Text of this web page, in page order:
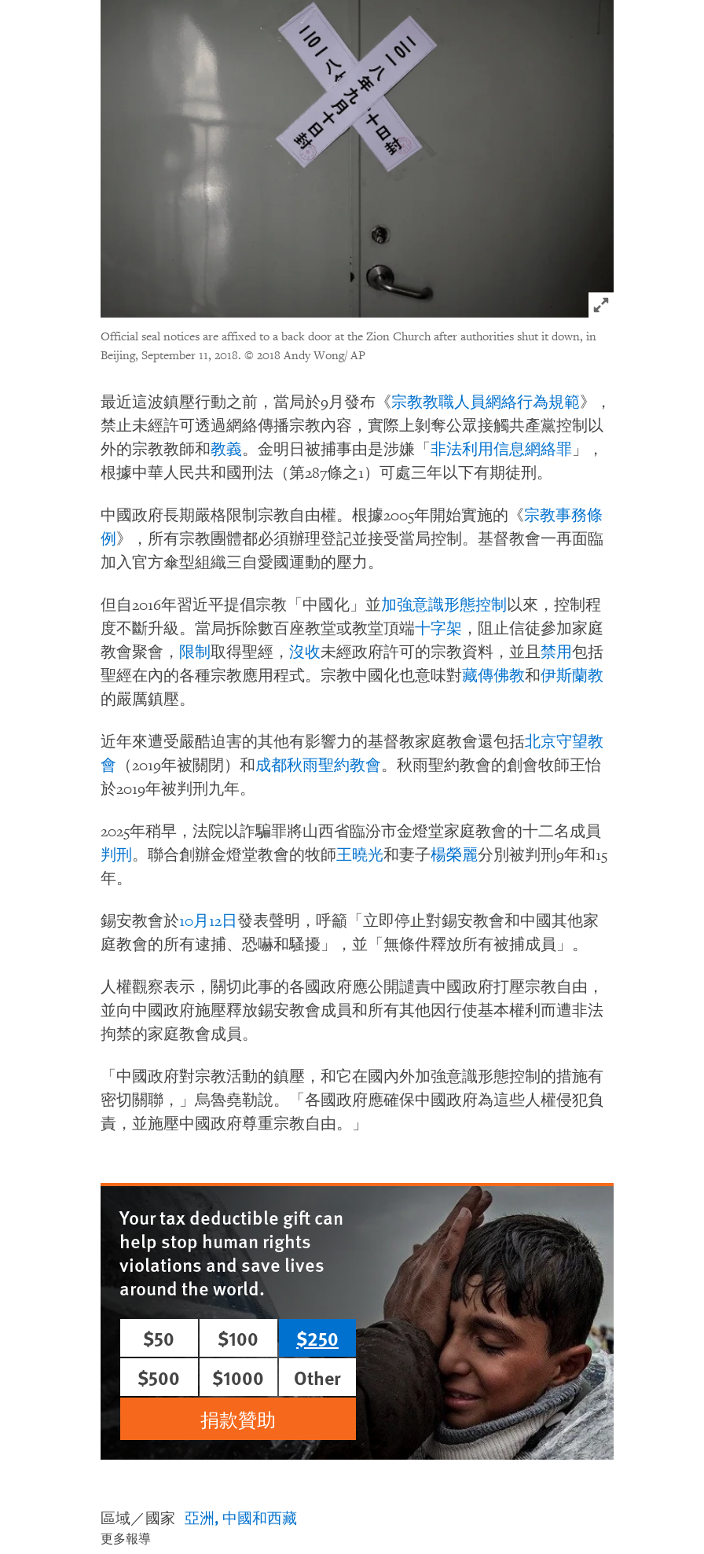
Click to expand
Official seal notices are affixed to a back door at the Zion Church after authorities shut it down, in
Beijing, September 11, 2018. © 2018 Andy Wong/ AP
最近這波鎮壓行動之前，當局於9月發布《宗教教職人員網絡行為規範》，
禁止未經許可透過網絡傳播宗教內容，實際上剝奪公眾接觸共產黨控制以
外的宗教教師和教義。金明日被捕事由是涉嫌「 非法利用信息網絡罪 」，
根據中華人民共和國刑法（第287條之1）可處三年以下有期徒刑。
中國政府長期嚴格限制宗教自由權。根據2005年開始實施的《宗教事務條
例》，所有宗教團體都必須辦理登記並接受當局控制。基督教會一再面臨
加入官方傘型組織三自愛國運動的壓力。
但自2016年習近平提倡宗教「中國化」並加強意識形態控制 以來，控制程
度不斷升級。當局拆除數百座教堂或教堂頂端十字架 ，阻止信徒參加家庭
教會聚會， 限制 取得聖經， 沒收未經政府許可的宗教資料，並且禁用包括
聖經在內的各種宗教應用程式。宗教中國化也意味對藏傳佛教和伊斯蘭教
的嚴厲鎮壓。
近年來遭受嚴酷迫害的其他有影響力的基督教家庭教會還包括北京守望教
會 （2019年被關閉）和成都秋雨聖約教會。秋雨聖約教會的創會牧師王怡
於2019年被判刑九年。
2025年稍早，法院以詐騙罪將山西省臨汾市金燈堂家庭教會的十二名成員
判刑 。聯合創辦金燈堂教會的牧師王曉光和妻子楊榮麗分別被判刑9年和15
年。
錫安教會於10月12日 發表聲明，呼籲「立即停止對錫安教會和中國其他家
庭教會的所有逮捕、恐嚇和騷擾」，並「無條件釋放所有被捕成員」。
人權觀察表示，關切此事的各國政府應公開譴責中國政府打壓宗教自由，
並向中國政府施壓釋放錫安教會成員和所有其他因行使基本權利而遭非法
拘禁的家庭教會成員。
「中國政府對宗教活動的鎮壓，和它在國內外加強意識形態控制的措施有
密切關聯，」烏魯堯勒說。「各國政府應確保中國政府為這些人權侵犯負
責，並施壓中國政府尊重宗教自由。」
Your tax deductible gift can
help stop human rights
violations and save lives
around the world.
$50
$100
$250
$500
$1000
Other
捐款贊助
區域／國家 亞洲 中國和西藏
更多報導